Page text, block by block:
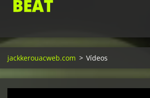
BEAT
jackkerouacweb.com > Vídeos